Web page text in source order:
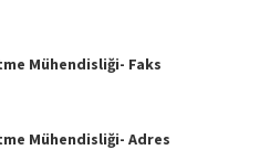
Mühendisliği- Faks
Mühendisliği- Adres